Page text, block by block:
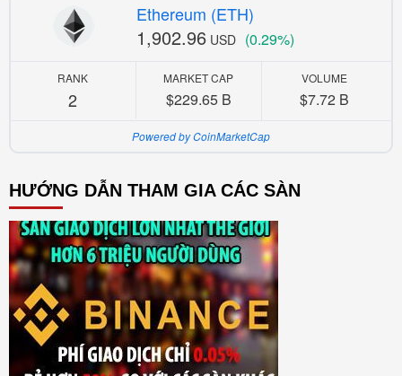
Ethereum (ETH)
1,902.96 USD (0.29%)
RANK
2
MARKET CAP
$229.65 B
VOLUME
$7.72 B
Powered by CoinMarketCap
HƯỚNG DẪN THAM GIA CÁC SÀN